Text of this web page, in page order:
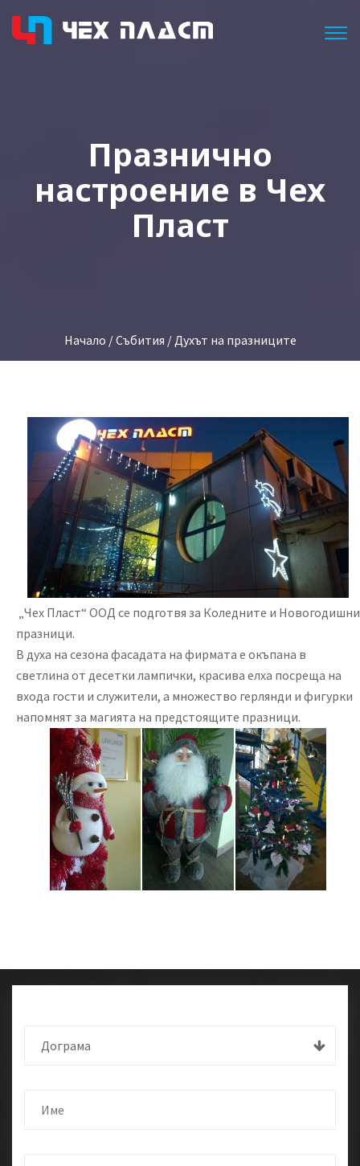
Празнично
настроение в Чех
Пласт
Начало /Събития / Духът на празниците
„Чех Пласт“ ООД се подготвя за Коледните и Новогодишни
празници.
В духа на сезона фасадата на фирмата е окъпана в
светлина от десетки лампички, красива елха посреща на
входа гости и служители, а множество герлянди и фигурки
напомнят за магията на предстоящите празници.
Дограма